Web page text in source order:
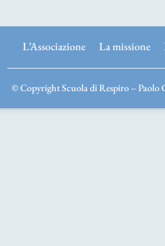
L’Associazione La missione
© Copyright Scuola di Respiro – Paolo